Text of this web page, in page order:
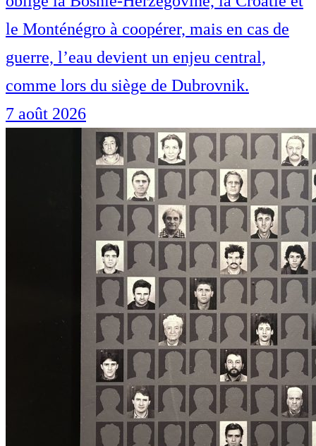
le Monténégro à coopérer, mais en cas de
guerre, l’eau devient un enjeu central,
comme lors du siège de Dubrovnik.
7 août 2026